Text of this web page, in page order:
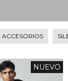
ACCESORIOS
NUEVO